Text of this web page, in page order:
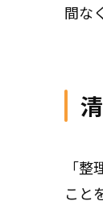
間な
「
こと